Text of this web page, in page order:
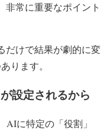
非常に重要なポイント
だけで結果が劇的に変
ります。
設定されるから
に特定の「役割」